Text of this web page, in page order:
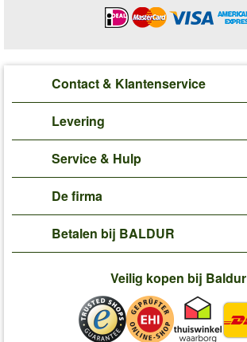
Contact & Klantenservice
Levering
Service & Hulp
De firma
Betalen bij BALDUR
Veilig kopen bij Baldur